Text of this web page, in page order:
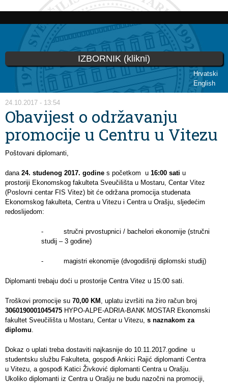
Skip to
content
Hrvatski
English
IZBORNIK (klikni)
You are here
24.10.2017 - 13:54
Obavijest o održavanju
promocije u Centru u Vitezu
Poštovani diplomanti,
dana 24. studenog 2017. godine s početkom u 16:00 sati u
prostoriji Ekonomskog fakulteta Sveučilišta u Mostaru, Centar Vitez
(Poslovni centar FIS Vitez) bit će održana promocija studenata
Ekonomskog fakulteta, Centra u Vitezu i Centra u Orašju, sljedećim
redoslijedom:
- stručni prvostupnici / bachelori ekonomije (stručni
studij – 3 godine)
- magistri ekonomije (dvogodišnji diplomski studij)
Diplomanti trebaju doći u prostorije Centra Vitez u 15:00 sati.
Troškovi promocije su 70,00 KM , uplatu izvršiti na žiro račun broj
3060190001045475 HYPO-ALPE-ADRIA-BANK MOSTAR Ekonomski
fakultet Sveučilišta u Mostaru, Centar u Vitezu, s naznakom za
diplomu.
Dokaz o uplati treba dostaviti najkasnije do 10.11.2017.godine u
studentsku službu Fakulteta, gospođi Ankici Rajić diplomanti Centra
u Vitezu, a gospođi Katici Živković diplomanti Centra u Orašju.
Ukoliko diplomanti iz Centra u Orašju ne budu nazočni na promociji,